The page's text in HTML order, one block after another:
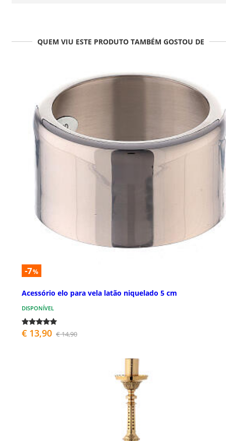
QUEM VIU ESTE PRODUTO TAMBÉM GOSTOU DE
-7%
Acessório elo para vela latão niquelado 5 cm
DISPONÍVEL
€ 13,90 € 14,90